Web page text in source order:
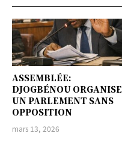
ASSEMBLÉE:
DJOGBÉNOU ORGANISE
UN PARLEMENT SANS
OPPOSITION
mars 13, 2026